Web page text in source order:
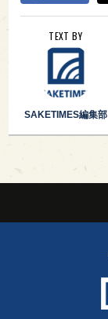
TEXT BY
SAKETIMES編集部